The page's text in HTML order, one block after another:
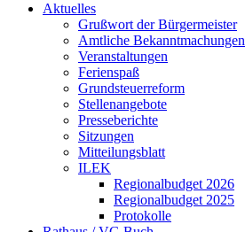
Aktuelles
Grußwort der Bürgermeister
Amtliche Bekanntmachungen
Veranstaltungen
Ferienspaß
Grundsteuerreform
Stellenangebote
Presseberichte
Sitzungen
Mitteilungsblatt
ILEK
Regionalbudget 2026
Regionalbudget 2025
Protokolle